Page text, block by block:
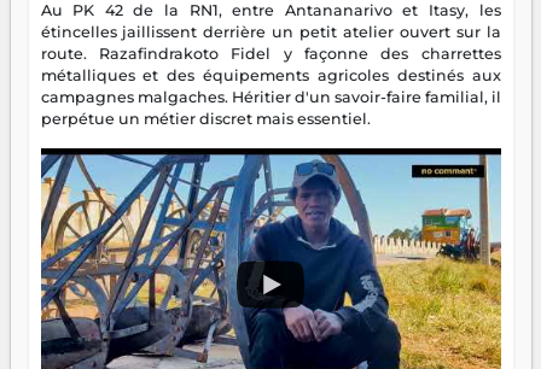
Au PK 42 de la RN1, entre Antananarivo et Itasy, les
étincelles jaillissent derrière un petit atelier ouvert sur la
route. Razafindrakoto Fidel y façonne des charrettes
métalliques et des équipements agricoles destinés aux
campagnes malgaches. Héritier d'un savoir-faire familial, il
perpétue un métier discret mais essentiel.